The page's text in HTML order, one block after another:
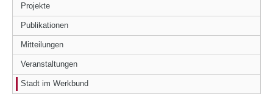
Projekte
Publikationen
Mitteilungen
Veranstaltungen
Stadt im Werkbund